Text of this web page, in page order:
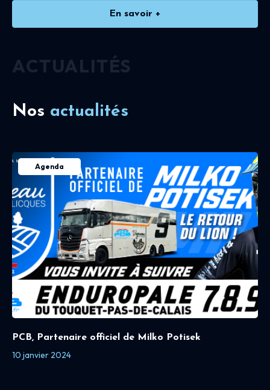
En savoir +
ACTUALITÉS
Nos actualités
Agenda
PCB, Partenaire officiel de Milko Potisek
10 janvier 2024